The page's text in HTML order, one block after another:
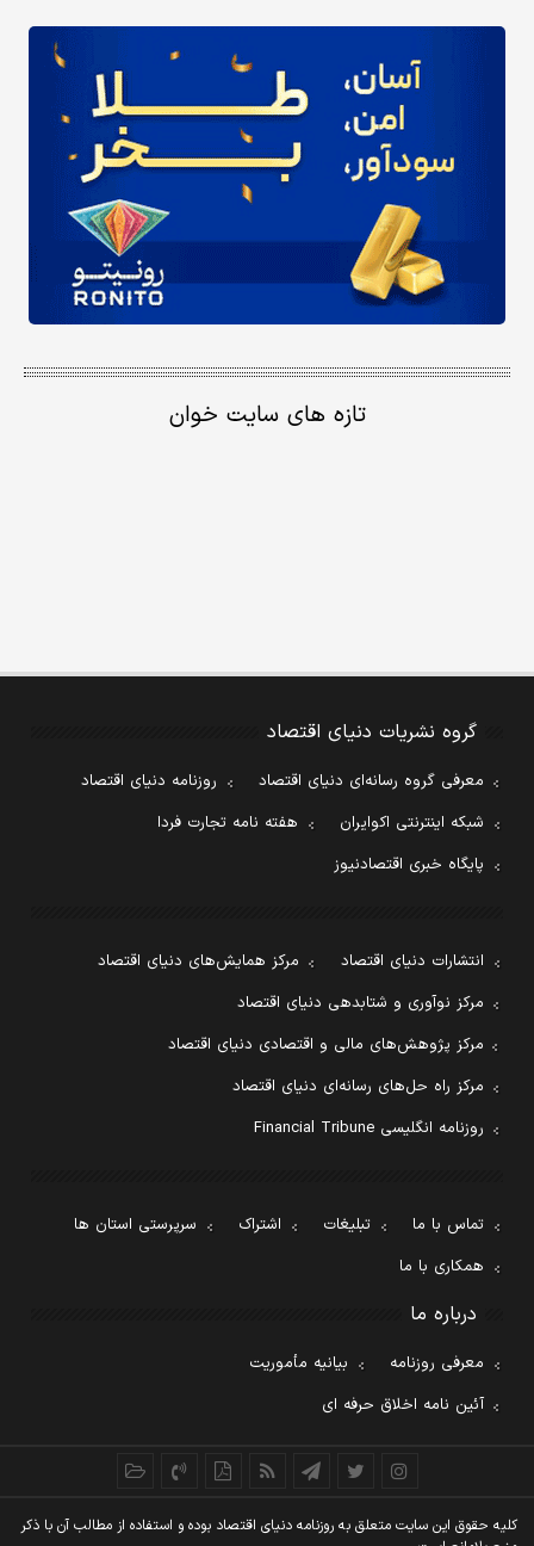
تازه های سایت خوان
گروه نشریات دنیای اقتصاد
معرفی گروه رسانه‌ای دنیای اقتصاد
روزنامه دنیای اقتصاد
شبکه اینترنتی اکوایران
هفته نامه تجارت فردا
پایگاه خبری اقتصادنیوز
انتشارات دنیای اقتصاد
مرکز همایش‌های دنیای اقتصاد
مرکز نوآوری و شتابدهی دنیای اقتصاد
مرکز پژوهش‌های مالی و اقتصادی دنیای اقتصاد
مرکز راه حل‌های رسانه‌ای دنیای اقتصاد
روزنامه انگلیسی Financial Tribune
تماس با ما تبلیغات اشتراک
سرپرستی استان ها
همکاری با ما
درباره ما
معرفی روزنامه
بیانیه مأموریت
آئین نامه اخلاق حرفه ای
کليه حقوق اين سايت متعلق به روزنامه دنيای اقتصاد بوده و استفاده از مطالب آن با ذکر